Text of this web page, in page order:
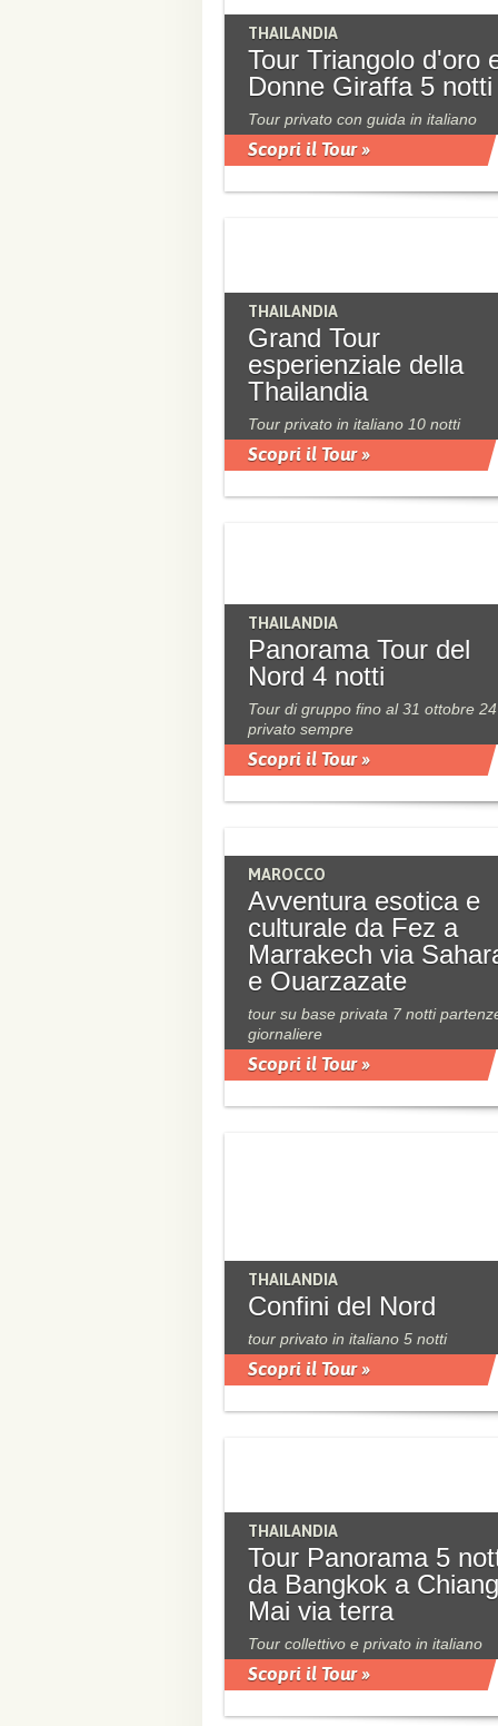
THAILANDIA
Tour Triangolo d'oro
Donne Giraffa 5 notti
Tour privato con guida in italiano
Scopri il Tour »
THAILANDIA
Grand Tour
esperienziale della
Thailandia
Tour privato in italiano 10 notti
Scopri il Tour »
THAILANDIA
Panorama Tour del
Nord 4 notti
Tour di gruppo fino al 31 ottobre
privato sempre
Scopri il Tour »
MAROCCO
Avventura esotica e
culturale da Fez a
Marrakech via
e Ouarzazate
tour su base privata 7 notti
giornaliere
Scopri il Tour »
THAILANDIA
Confini del Nord
tour privato in italiano 5 notti
Scopri il Tour »
THAILANDIA
Tour Panorama 5
da Bangkok a Chiang
Mai via terra
Tour collettivo e privato in italiano
Scopri il Tour »